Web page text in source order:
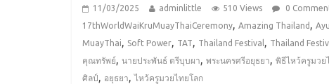
11/03/2025 adminlittle 510 Views 0
17thWorldWaiKruMuayThaiCeremony, Amazing Thailand ,
MuayThai, Soft Power, TAT, Thailand Festival , Thailand
คุณทรัพย์, นายประพันธ์ ตรีบุบผา, พระนครศรีอยุธยา, พิธีไหว้ครูมวย
ศิลป์, อยุธยา,ไหว้ครูมวยไทยโลก